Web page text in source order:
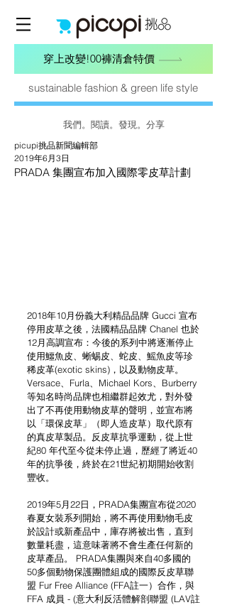
穿上改變!00褲清倉特價
sustainable fashion & green life style
我們。閱讀。發現。分享
PRADA 集團宣布加入國際零皮草計劃
picupi挑品新聞編輯部
2019年6月3日
2018年10月份義大利精品品牌 Gucci 宣布
停用皮草之後，法國精品品牌 Chanel 也於
12月高調宣布：今後的系列中將逐漸停止
使用鱷魚皮、蜥蜴皮、蛇皮、鰩魚皮等珍
稀皮革(exotic skins)，以及動物皮草。
Versace、Furla、Michael Kors、Burberry
等知名時尚品牌也相繼群起效尤，對外發
出了不再使用動物皮草的聲明，並宣布將
以「環保皮草」（即人造皮草）取代原有
的真皮草製品。反皮草抗爭運動，從上世
紀80 年代至今從未停止過，歷經了將近40
年的抗爭後，終於在21世紀初期開始收割
豐收。
2019年5月22日，PRADA集團宣布從2020
春夏女裝系列開始，將不再使用動物毛皮
於設計或新產品中，庫存將被出售，直到
數量耗盡，這意味著將不會生產任何新的
皮草產品。 PRADA集團與來自40多國的
50多個動物保護團體組成的國際反皮草聯
盟 Fur Free Alliance (FFA註一）合作，與
FFA 成員 - (意大利反活體解剖聯盟 (LAV註